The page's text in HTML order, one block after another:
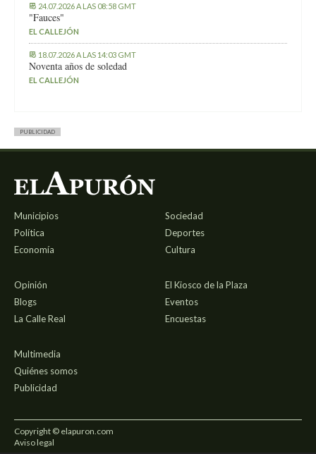
24.07.2026 A LAS 08:58 GMT
"Fauces"
EL CALLEJÓN
18.07.2026 A LAS 14:03 GMT
Noventa años de soledad
EL CALLEJÓN
PUBLICIDAD
Municipios
Política
Economía
Sociedad
Deportes
Cultura
Opinión
Blogs
La Calle Real
El Kiosco de la Plaza
Eventos
Encuestas
Multimedia
Quiénes somos
Publicidad
Copyright © elapuron.com
Aviso legal